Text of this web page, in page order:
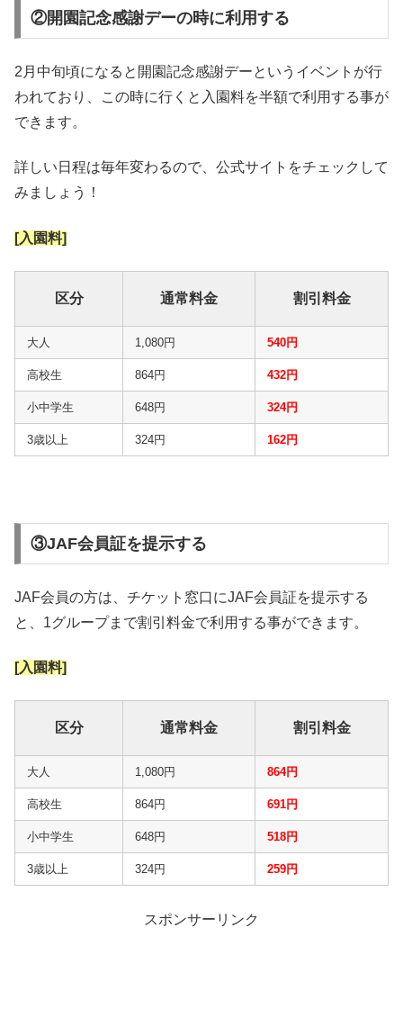
②開園記念感謝デーの時に利用する
2月中旬頃になると開園記念感謝デーというイベントが行
われており、この時に行くと入園料を半額で利用する事が
できます。
詳しい日程は毎年変わるので、公式サイトをチェックして
みましょう！
[入園料]
区分 通常料金 割引料金
大人 1,080円 540円
高校生 864円 432円
小中学生 648円 324円
3歳以上 324円 162円
③JAF会員証を提示する
JAF会員の方は、チケット窓口にJAF会員証を提示する
と、1グループまで割引料金で利用する事ができます。
[入園料]
区分 通常料金 割引料金
大人 1,080円 864円
高校生 864円 691円
小中学生 648円 518円
3歳以上 324円 259円
スポンサーリンク